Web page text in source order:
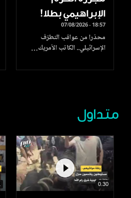
الإبراهيمي بطلا!
07/08/2026 - 18:57
محذرا من عواقب التطرّف
الإسرائيلي.. الكاتب الأمريك…
متداول
0.30